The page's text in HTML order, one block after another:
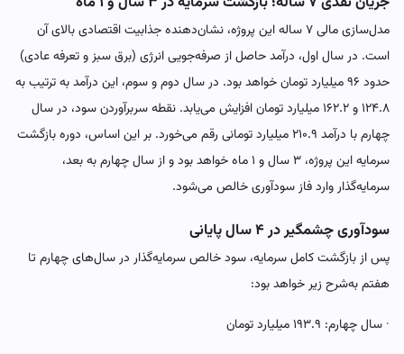
مدل‌سازی مالی ۷ ساله این پروژه، نشان‌دهنده جذابیت اقتصادی بالای آن
است. در سال اول، درآمد حاصل از صرفه‌جویی انرژی (برق سبز و تعرفه عادی)
حدود ۹۶ میلیارد تومان خواهد بود. در سال دوم و سوم، این درآمد به ترتیب به
۱۲۴.۸ و ۱۶۲.۲ میلیارد تومان افزایش می‌یابد. نقطه سربرآوردن سود، در سال
چهارم با درآمد ۲۱۰.۹ میلیارد تومانی رقم می‌خورد. بر این اساس، دوره بازگشت
سرمایه این پروژه، ۳ سال و ۱ ماه خواهد بود و از سال چهارم به بعد،
سرمایه‌گذار وارد فاز سودآوری خالص می‌شود.
سودآوری چشمگیر در ۴ سال پایانی
پس از بازگشت کامل سرمایه، سود خالص سرمایه‌گذار در سال‌های چهارم تا
هفتم به‌شرح زیر خواهد بود:
· سال چهارم: ۱۹۳.۹ میلیارد تومان